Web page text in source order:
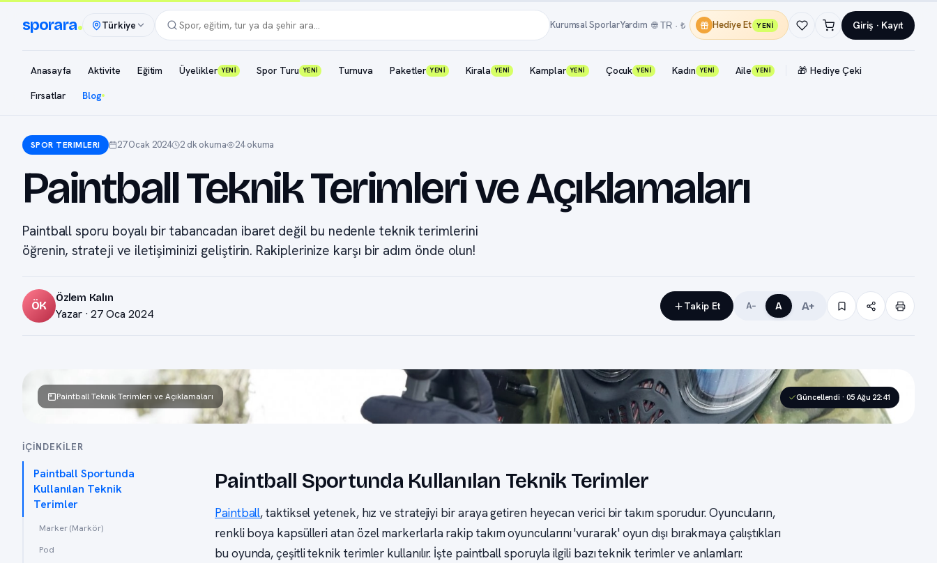
sporara Türkiye Kurumsal SporlarYardım 🌐 TR · ₺ Hediye Et YENİ Giriş · Kayıt
Anasayfa Aktivite Eğitim Üyelikler YENİ Spor Turu YENİ Turnuva Paketler YENİ Kirala YENİ Kamplar YENİ Çocuk YENİ Kadın YENİ Aile YENİ
🎁 Hediye Çeki
Fırsatlar
Blog
SPOR TERIMLERI 27 Ocak 2024 2 dk okuma 24 okuma
Paintball Teknik Terimleri ve Açıklamaları
Paintball sporu boyalı bir tabancadan ibaret değil bu nedenle teknik terimlerini
öğrenin, strateji ve iletişiminizi geliştirin. Rakiplerinize karşı bir adım önde olun!
ÖK
Özlem Kalın
Yazar · 27 Oca 2024
Takip Et A− A A+
Paintball Teknik Terimleri ve Açıklamaları Güncellendi · 05 Ağu 22:41
İÇINDEKILER
Paintball Sportunda
Kullanılan Teknik
Terimler
Marker (Markör)
Pod
Paintball Sportunda Kullanılan Teknik Terimler
Paintball, taktiksel yetenek, hız ve stratejiyi bir araya getiren heyecan verici bir takım sporudur. Oyuncuların,
renkli boya kapsülleri atan özel markerlarla rakip takım oyuncularını 'vurarak' oyun dışı bırakmaya çalıştıkları
bu oyunda, çeşitli teknik terimler kullanılır. İşte paintball sporuyla ilgili bazı teknik terimler ve anlamları: